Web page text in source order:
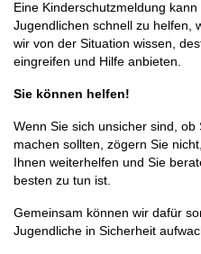
Eine Kinderschutzmeldung
Jugendlichen schnell zu helfen,
wir von der Situation wissen,
eingreifen und Hilfe anbieten.
Sie können helfen!
Wenn Sie sich unsicher sind,
machen sollten, zögern Sie
Ihnen weiterhelfen und Sie
besten zu tun ist.
Gemeinsam können wir dafür
Jugendliche in Sicherheit